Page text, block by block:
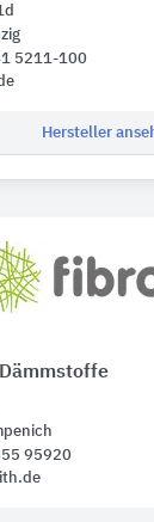
5211-100
Hersteller
95920